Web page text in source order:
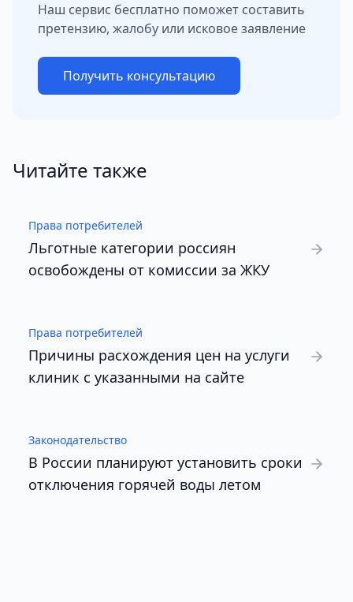
Наш сервис бесплатно поможет составить
претензию, жалобу или исковое заявление
Получить консультацию
Читайте также
Права потребителей
Льготные категории россиян
освобождены от комиссии за ЖКУ
Права потребителей
Причины расхождения цен на услуги
клиник с указанными на сайте
Законодательство
В России планируют установить сроки
отключения горячей воды летом